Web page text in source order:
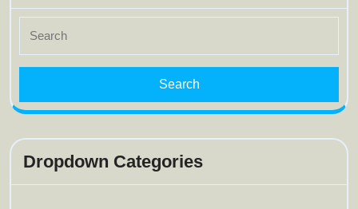
for:
Dropdown Categories